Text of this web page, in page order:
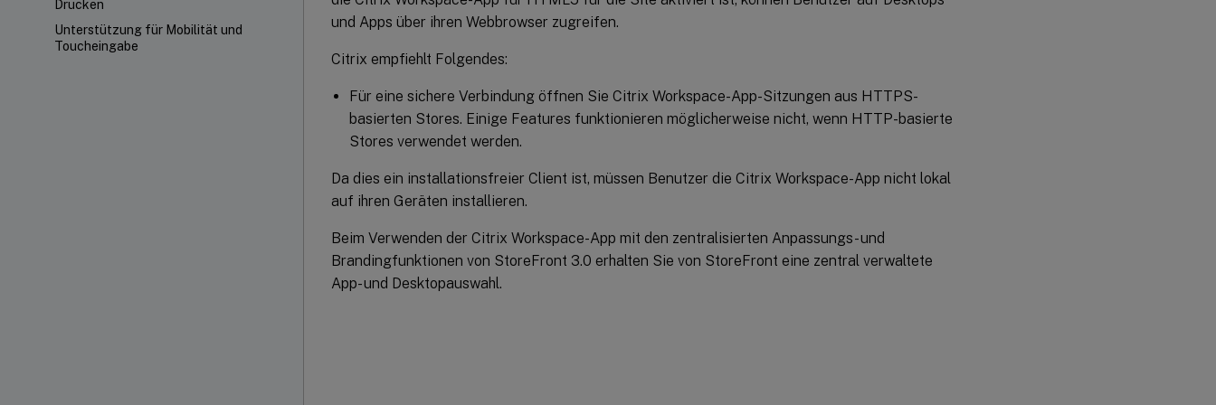
Drucken
Unterstützung für Mobilität und
Toucheingabe
und Apps über ihren Webbrowser zugreifen.
Citrix empfiehlt Folgendes:
Für eine sichere Verbindung öffnen Sie Citrix Workspace-App-Sitzungen aus HTTPS-
basierten Stores. Einige Features funktionieren möglicherweise nicht, wenn HTTP-basierte
Stores verwendet werden.
Da dies ein installationsfreier Client ist, müssen Benutzer die Citrix Workspace-App nicht lokal
auf ihren Geräten installieren.
Beim Verwenden der Citrix Workspace-App mit den zentralisierten Anpassungs- und
Brandingfunktionen von StoreFront 3.0 erhalten Sie von StoreFront eine zentral verwaltete
App- und Desktopauswahl.